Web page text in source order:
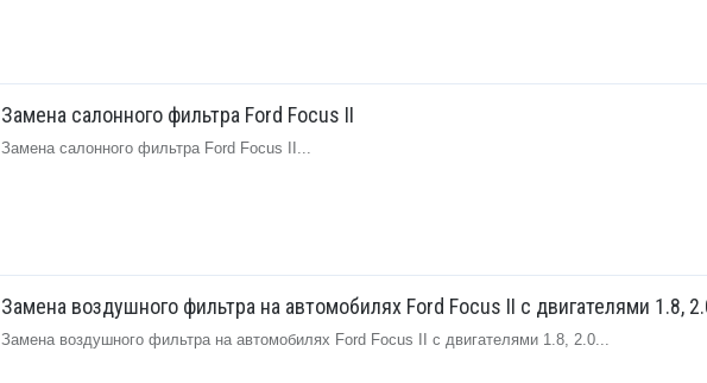
Замена салонного фильтра Ford Focus II
Замена салонного фильтра Ford Focus II...
Замена воздушного фильтра на автомобилях Ford Focus II с двигателями 1.8,
Замена воздушного фильтра на автомобилях Ford Focus II с двигателями 1.8, 2.0...